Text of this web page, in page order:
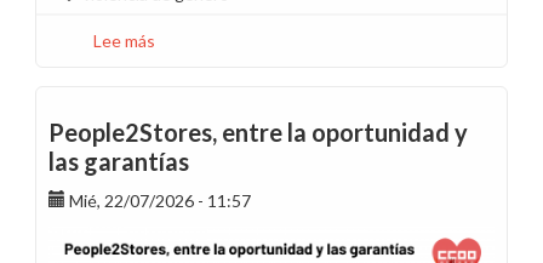
Lee más
25N
sin
más
violencia
las
People2Stores, entre la oportunidad y
las garantías
Mié, 22/07/2026 - 11:57